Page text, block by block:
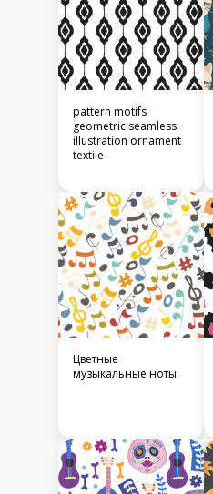
pattern motifs
geometric seamless
illustration ornament
textile
Цветные
музыкальные ноты